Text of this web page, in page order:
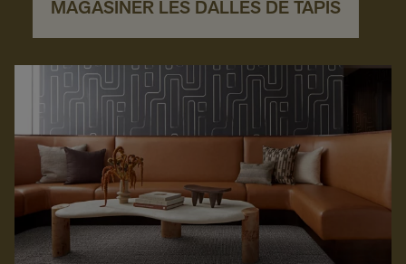
MAGASINER LES DALLES DE TAPIS